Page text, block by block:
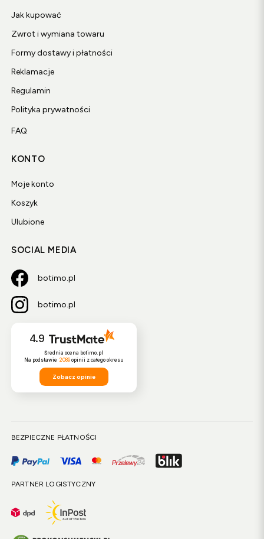
Jak kupować
Zwrot i wymiana towaru
Formy dostawy i płatności
Reklamacje
Regulamin
Polityka prywatności
FAQ
KONTO
Moje konto
Koszyk
Ulubione
SOCIAL MEDIA
botimo.pl
botimo.pl
4.9
Średnia ocena botimo.pl
Na podstawie 2089opinii z całego okresu
Zobacz opinie
BEZPIECZNE PŁATNOŚCI
PARTNER LOGISTYCZNY